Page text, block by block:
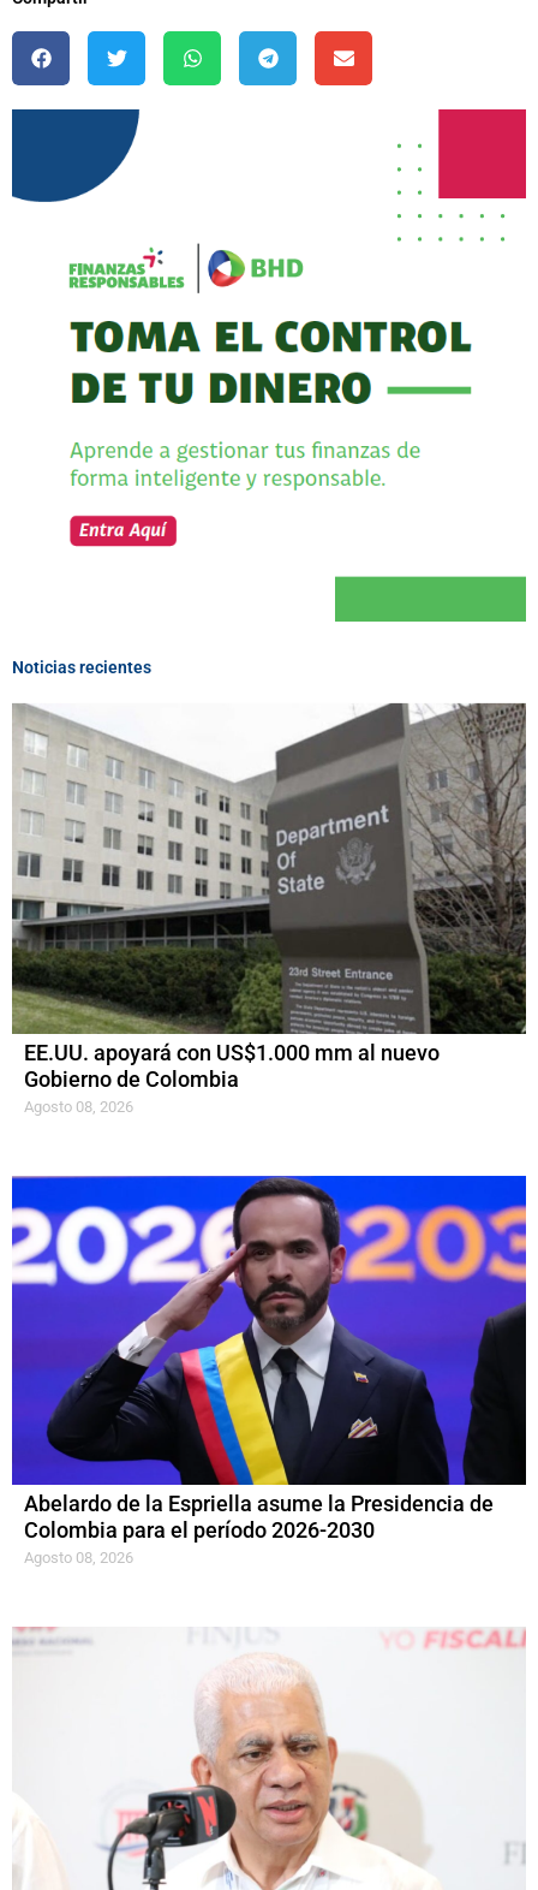
Noticias recientes
EE.UU. apoyará con US$1.000 mm al nuevo
Gobierno de Colombia
Agosto 08, 2026
Abelardo de la Espriella asume la Presidencia de
Colombia para el período 2026-2030
Agosto 08, 2026